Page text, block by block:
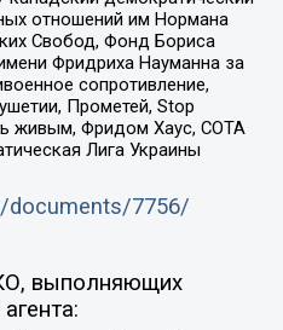
отношений им Нормана
Свобод, Фонд Бориса
Фридриха Науманна за
сопротивление,
Прометей, Stop
живым, Фридом Хаус, СОТА
Лига Украины
documents/7756/
выполняющих